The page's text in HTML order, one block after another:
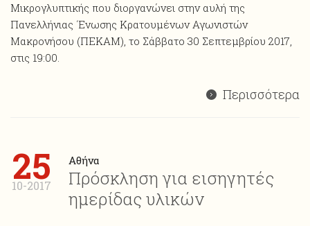
Μικρογλυπτικής που διοργανώνει στην αυλή της
Πανελλήνιας ΄Ενωσης Κρατουμένων Αγωνιστών
Μακρονήσου (ΠΕΚΑΜ), το Σάββατο 30 Σεπτεμβρίου 2017,
στις 19:00.
Περισσότερα
25
10-2017
Αθήνα
Πρόσκληση για εισηγητές
ημερίδας υλικών